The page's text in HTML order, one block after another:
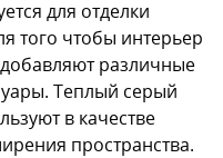
для отделки
того чтобы интерьер
различные
Теплый серый
в качестве
пространства.